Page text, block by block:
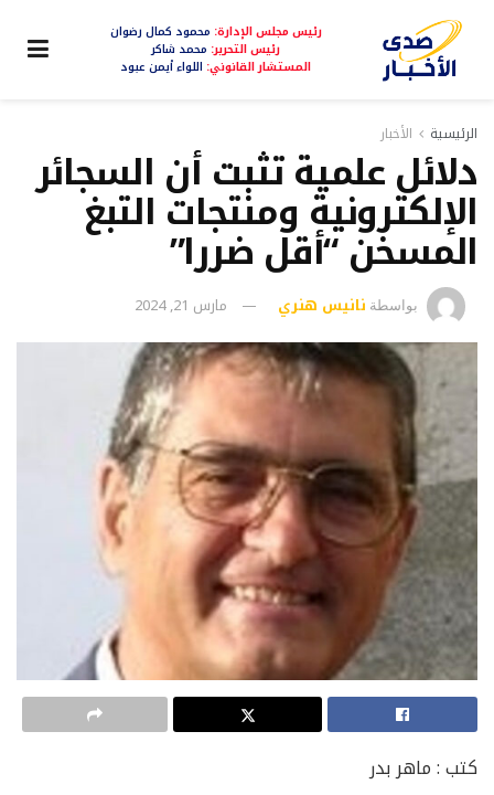
رئيس مجلس الإدارة: محمود كمال رضوان
رئيس التحرير: محمد شاكر
المستشار القانوني: اللواء أيمن عبود
الرئيسية الأخبار
دلائل علمية تثبت أن السجائر
الإلكترونية ومنتجات التبغ
المسخن “أقل ضررا”
بواسطة نانيس هنري مارس 21, 2024
كتب : ماهر بدر